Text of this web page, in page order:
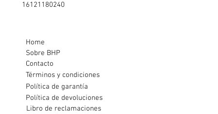
16121180240
Home
Sobre BHP
Contacto
Términos y condiciones
Política de garantía
Política de devoluciones
Libro de reclamaciones